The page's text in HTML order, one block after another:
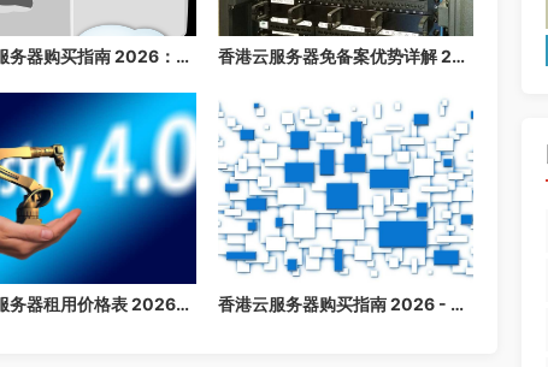
香港云服务器购买指南 2026：免备案、高速、稳定的海外云主机推荐 香港云服务器免备案优势详解 2026：快速上线，无需等待备案
香港云服务器租用价格表 2026：1 核/2 核/4 核/8 核配置每月多少钱？ 香港云服务器购买指南 2026 - 免备案高速云主机推荐